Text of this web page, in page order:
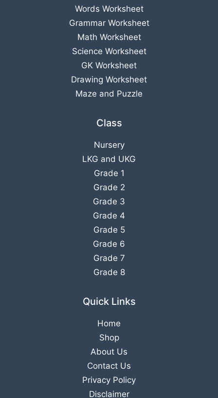
Words Worksheet
Grammar Worksheet
Math Worksheet
Science Worksheet
GK Worksheet
Drawing Worksheet
Maze and Puzzle
Class
Nursery
LKG and UKG
Grade 1
Grade 2
Grade 3
Grade 4
Grade 5
Grade 6
Grade 7
Grade 8
Quick Links
Home
Shop
About Us
Contact Us
Privacy Policy
Disclaimer